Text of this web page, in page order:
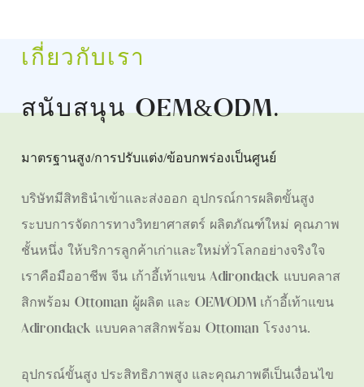
เกี่ยวกับเรา
สนับสนุน OEM&ODM.
มาตรฐานสูง/การปรับแต่ง/ข้อบกพร่องเป็นศูนย์
บริษัทมีสิทธินำเข้าและส่งออก อุปกรณ์การผลิตขั้นสูง
ระบบการจัดการทางวิทยาศาสตร์ ผลิตภัณฑ์ใหม่ คุณภาพ
ชั้นหนึ่ง ให้บริการลูกค้าเก่าและใหม่ทั่วโลกอย่างจริงใจ
เราคือมืออาชีพจีน เก้าอี้เท้าแขน Adirondack แบบคลาส
สิกพร้อม Ottoman ผู้ผลิต และOEM/ODM เก้าอี้เท้าแขน
Adirondack แบบคลาสสิกพร้อม Ottoman โรงงาน.
อุปกรณ์ขั้นสูง ประสิทธิภาพสูง และคุณภาพดีเป็นเงื่อนไข